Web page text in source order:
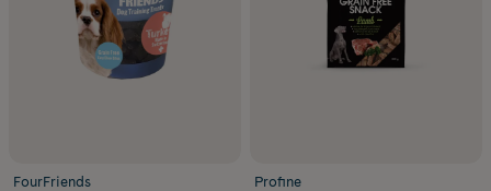
FourFriends
Profine